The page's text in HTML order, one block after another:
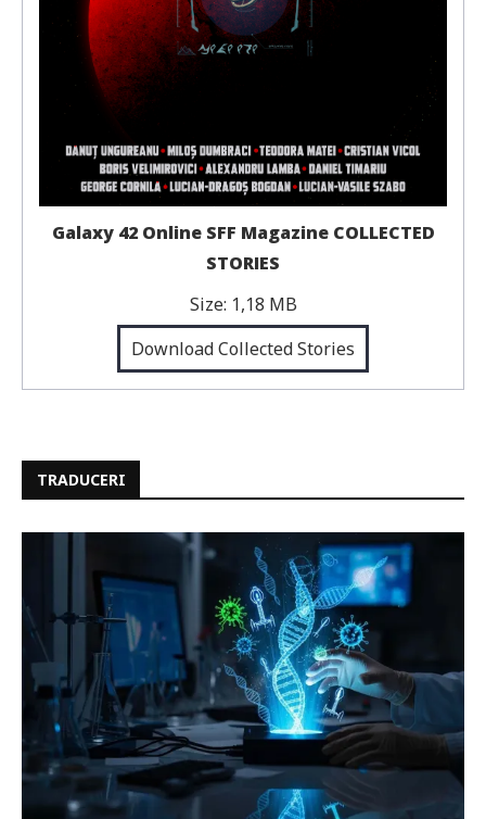
Galaxy 42 Online SFF Magazine COLLECTED
STORIES
Size: 1,18 MB
Download Collected Stories
TRADUCERI